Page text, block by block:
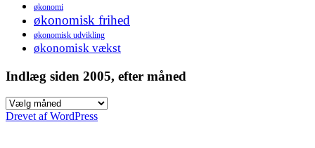
økonomi
økonomisk frihed
økonomisk udvikling
økonomisk vækst
Indlæg siden 2005, efter måned
Indlæg
siden
Drevet af WordPress